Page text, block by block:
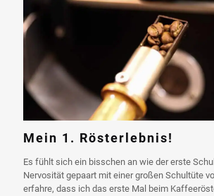
Mein 1. Rösterlebnis!
Es fühlt sich ein bisschen an wie der erste
Nervosität gepaart mit einer großen Schultüte
erfahre, dass ich das erste Mal beim